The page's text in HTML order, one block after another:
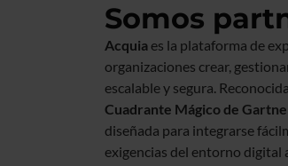
Somos
Acquia es la plataforma de
organizaciones crear,
escalable y segura. Reconocida
Cuadrante Mágico de
diseñada para integrarse
exigencias del entorno digital